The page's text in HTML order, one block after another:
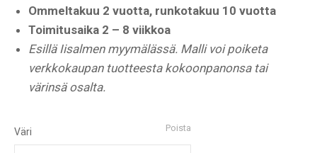
Ommeltakuu 2 vuotta, runkotakuu 10 vuotta
Toimitusaika 2 – 8 viikkoa
Esillä Iisalmen myymälässä. Malli voi poiketa
verkkokaupan tuotteesta kokoonpanonsa tai
värinsä osalta.
Väri Poista